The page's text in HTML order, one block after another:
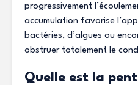
progressivement
accumulation favorise
bactéries, d’algues ou
obstruer totalement le
Quelle est la